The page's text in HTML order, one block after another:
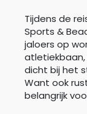
Tijdens de
Sports &
jaloers op
dicht bij het
Want ook
belangrijk